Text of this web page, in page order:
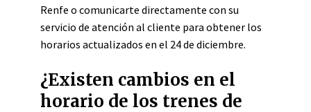
Renfe o comunicarte directamente con su
servicio de atención al cliente para obtener los
horarios actualizados en el 24 de diciembre.
¿Existen cambios en el
horario de los trenes de